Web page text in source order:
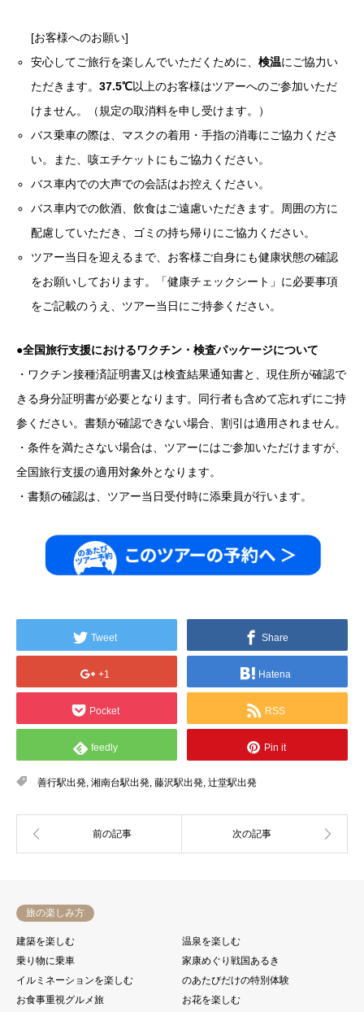
[お客様へのお願い]
安心してご旅行を楽しんでいただくために、検温にご協力い
ただきます。37.5℃以上のお客様はツアーへのご参加いただ
けません。（規定の取消料を申し受けます。）
バス乗車の際は、マスクの着用・手指の消毒にご協力くださ
い。また、咳エチケットにもご協力ください。
バス車内での大声での会話はお控えください。
バス車内での飲酒、飲食はご遠慮いただきます。周囲の方に
配慮していただき、ゴミの持ち帰りにご協力ください。
ツアー当日を迎えるまで、お客様ご自身にも健康状態の確認
をお願いしております。「健康チェックシート」に必要事項
をご記載のうえ、ツアー当日にご持参ください。
●全国旅行支援におけるワクチン・検査パッケージについて
・ワクチン接種済証明書又は検査結果通知書と、現住所が確認で
きる身分証明書が必要となります。同行者も含めて忘れずにご持
参ください。書類が確認できない場合、割引は適用されません。
・条件を満たさない場合は、ツアーにはご参加いただけますが、
全国旅行支援の適用対象外となります。
・書類の確認は、ツアー当日受付時に添乗員が行います。
Tweet Share
+1 Hatena
Pocket RSS
feedly Pin it
善行駅出発 湘南台駅出発 藤沢駅出発 辻堂駅出発
旅の楽しみ方
建築を楽しむ
温泉を楽しむ
乗り物に乗車
家康めぐり戦国あるき
イルミネーションを楽しむ
のあたびだけの特別体験
お食事重視グルメ旅
お花を楽しむ